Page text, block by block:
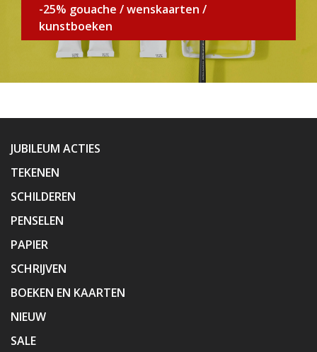
-25% gouache / wenskaarten /
kunstboeken
JUBILEUM ACTIES
TEKENEN
SCHILDEREN
PENSELEN
PAPIER
SCHRIJVEN
BOEKEN EN KAARTEN
NIEUW
SALE